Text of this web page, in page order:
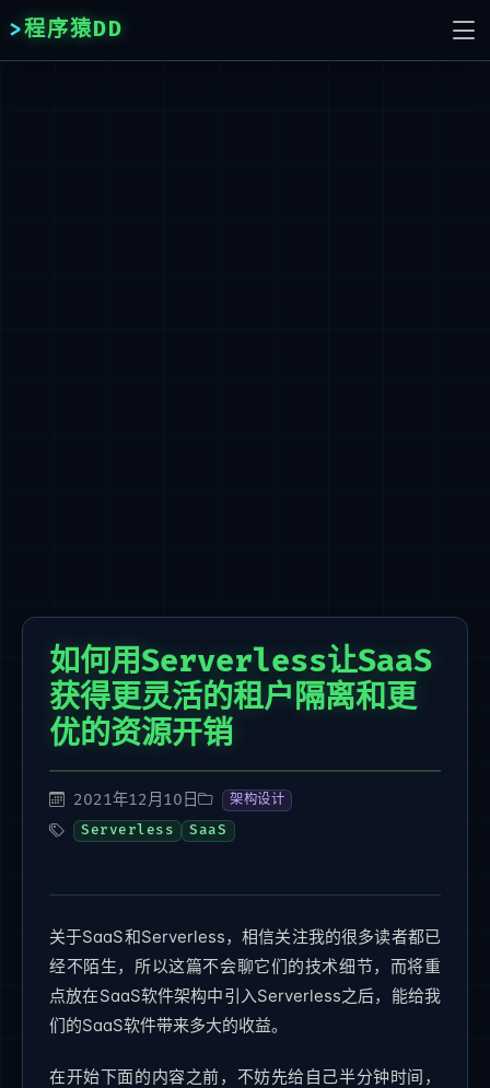
程序猿DD
如何用Serverless让SaaS
获得更灵活的租户隔离和更
优的资源开销
2021年12月10日
架构设计
Serverless
SaaS
关于SaaS和Serverless，相信关注我的很多读者都已
经不陌生，所以这篇不会聊它们的技术细节，而将重
点放在SaaS软件架构中引入Serverless之后，能给我
们的SaaS软件带来多大的收益。
在开始下面的内容之前，不妨先给自己半分钟时间，